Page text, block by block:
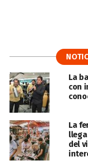
La
con
La
del